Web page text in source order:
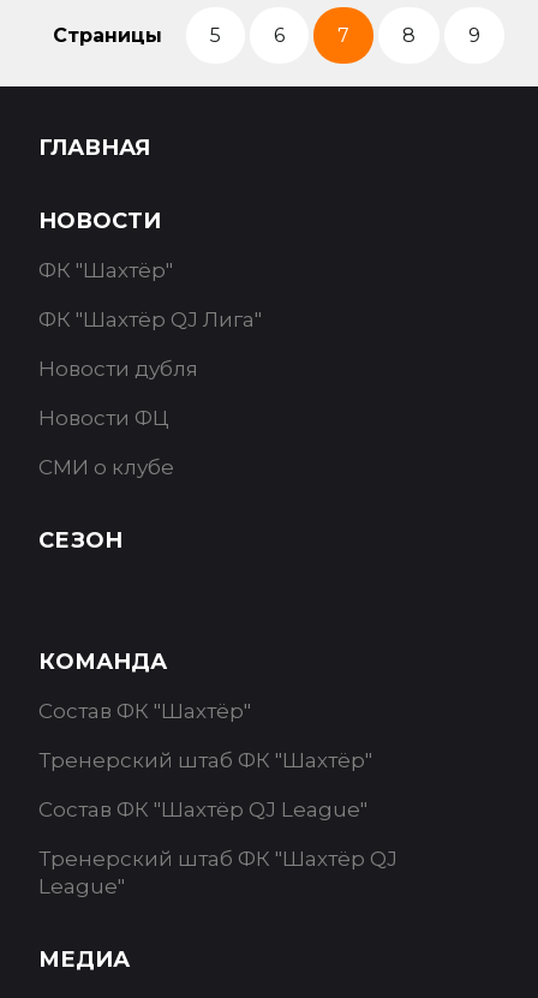
Страницы 5 6 7 8 9
ГЛАВНАЯ
НОВОСТИ
ФК "Шахтёр"
ФК "Шахтёр QJ Лига"
Новости дубля
Новости ФЦ
СМИ о клубе
СЕЗОН
КОМАНДА
Состав ФК "Шахтёр"
Тренерский штаб ФК "Шахтёр"
Состав ФК "Шахтёр QJ League"
Тренерский штаб ФК "Шахтёр QJ
League"
МЕДИА